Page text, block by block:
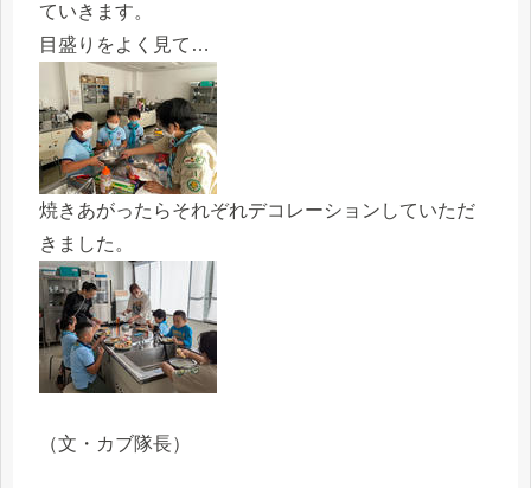
ていきます。
目盛りをよく見て…
焼きあがったらそれぞれデコレーションしていただ
きました。
（文・カブ隊長）